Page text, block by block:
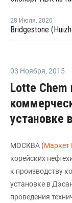
28 Июля, 2020
03 Ноября, 2015
Lotte Chem
установке
МОСКВА (Маркет
корейских
к производству
установке в
проведения